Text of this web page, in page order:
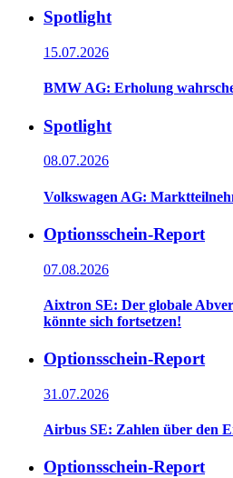
Spotlight
15.07.2026
BMW AG: Erholung
Spotlight
08.07.2026
Volkswagen AG:
Optionsschein-Report
07.08.2026
Aixtron SE: Der globale
könnte sich fortsetzen!
Optionsschein-Report
31.07.2026
Airbus SE: Zahlen über den
Optionsschein-Report